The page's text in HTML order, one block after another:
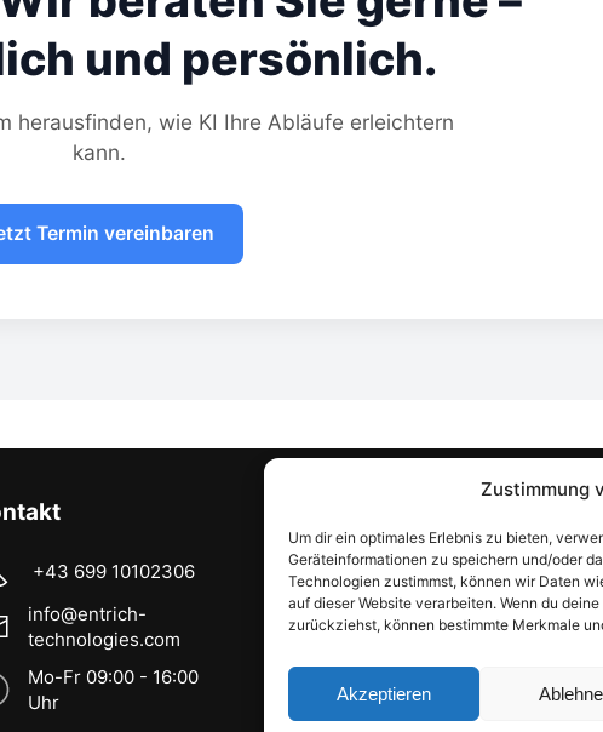
Zustimmung
Um dir ein optimales Erlebnis zu bieten,
Geräteinformationen zu speichern und/oder
Technologien zustimmst, können wir Daten
auf dieser Website verarbeiten. Wenn du
zurückziehst, können bestimmte Merkmale
Akzeptieren
und persönlich.
herausfinden, wie KI Ihre Abläufe erleichtern
kann.
Termin vereinbaren
+43 699 10102306
info@entrich-
technologies.com
Mo-Fr 09:00 - 16:00
Uhr
Beratung
Use Cases
Blog
Knowledge Center